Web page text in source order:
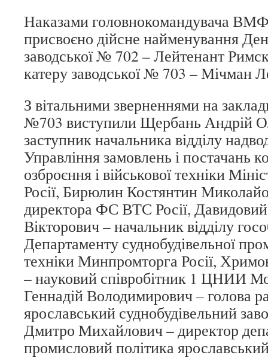
Наказами головнокомандувача
присвоєно дійсне найменування
заводської № 702 – Лейтенант
катеру заводської № 703 – Мічман
З вітальними зверненнями на
№703 виступили Щербань Андрій
заступник начальника відділу
Управління замовлень і постачань
озброєння і військової техніки
Росії, Бирюлин Костянтин
директора ФС ВТС Росії,
Вікторович – начальник відділу
Департаменту суднобудівельної
техніки Минпромторга Росії,
– науковий співробітник 1 ЦНИИ
Геннадій Володимирович – голова
ярославський суднобудівельний
Дмитро Михайлович – директор
промисловий політика